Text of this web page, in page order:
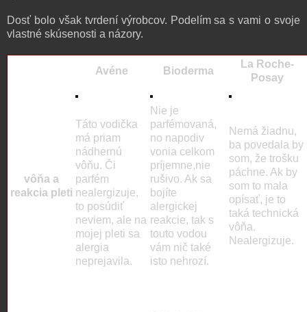
Dosť bolo však tvrdení výrobcov. Podelím sa s vami o svoje
vlastné skúsenosti a názory.
Avéne Bioderma
La Roche-
Posay
vôňa a
reakcia pleti
Táto vodička
má priam
nádhernú
vôňu. Či
parfém
nealergizuje,
to posúdiť
neviem, ale na
mojej pleti sa
alergia
neprejavila.
Nie je
parfémovaná,
no napodiv
vonia celkom
príjemne,nie
rušivo. Ak sa
bojíte
alergickej
reakcie, tak s
touto vodou
vám nič také
isto nehrozí.
Nemá žiadnu,
ba povedala by
som, že trošku
páchne. Ak by
som to mala
opísať, je to
taká technická
vôňa.
Nealergizuje.